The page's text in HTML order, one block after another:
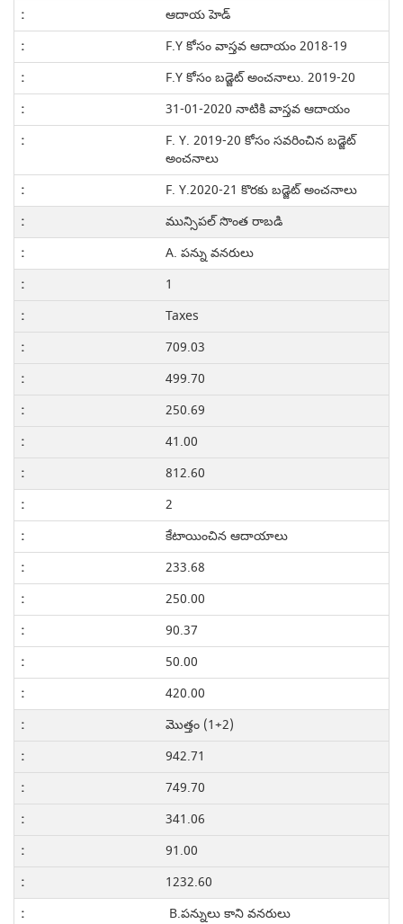
ఆదాయ హెడ్
F.Y కోసం వాస్తవ ఆదాయం 2018-19
F.Y కోసం బడ్జెట్ అంచనాలు. 2019-20
31-01-2020 నాటికి వాస్తవ ఆదాయం
F. Y. 2019-20 కోసం సవరించిన బడ్జెట్
అంచనాలు
F. Y.2020-21 కొరకు బడ్జెట్ అంచనాలు
మున్సిపల్ సొంత రాబడి
A. పన్ను వనరులు
1
Taxes
709.03
499.70
250.69
41.00
812.60
2
కేటాయించిన ఆదాయాలు
233.68
250.00
90.37
50.00
420.00
మొత్తం (1+2)
942.71
749.70
341.06
91.00
1232.60
B.పన్నులు కాని వనరులు